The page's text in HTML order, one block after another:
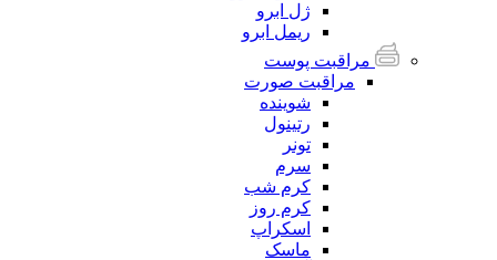
ژل ابرو
ریمل ابرو
مراقبت پوست
مراقبت صورت
شوینده
رتینول
تونر
سرم
کرم شب
کرم روز
اسکراپ
ماسک